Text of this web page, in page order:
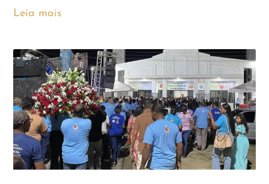
Leia mais